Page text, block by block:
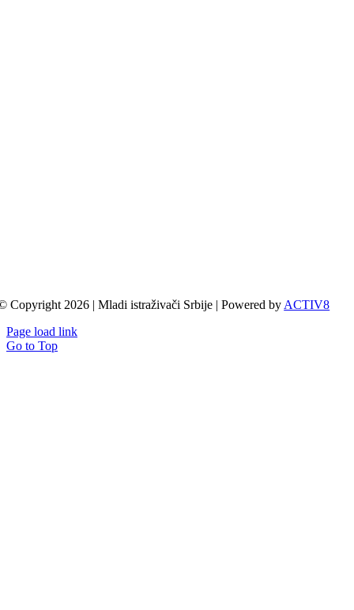
Copyright 2026 | Mladi istraživači Srbije | Powered by ACTIV8
Page load link
Go to Top